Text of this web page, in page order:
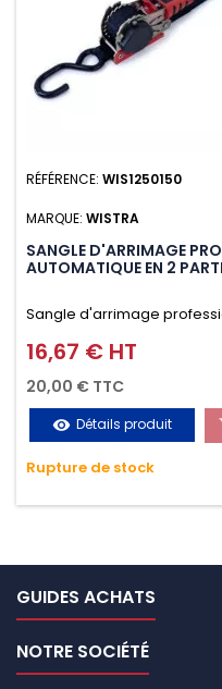
RÉFÉRENCE: WIS1250150
MARQUE: WISTRA
SANGLE D'ARRIMAGE
AUTOMATIQUE EN 2
Sangle d'arrimage
avec crochet S en 2 parties
rapide d'utilisation. Permet
vos chargements pendant
très résistante aux UV et
n'absorbe pas l'eau.
Prix
16,67 € HT
20,00 € TTC
visibility Détails produit
Rupture de stock
GUIDES ACHATS
NOTRE SOCIÉTÉ